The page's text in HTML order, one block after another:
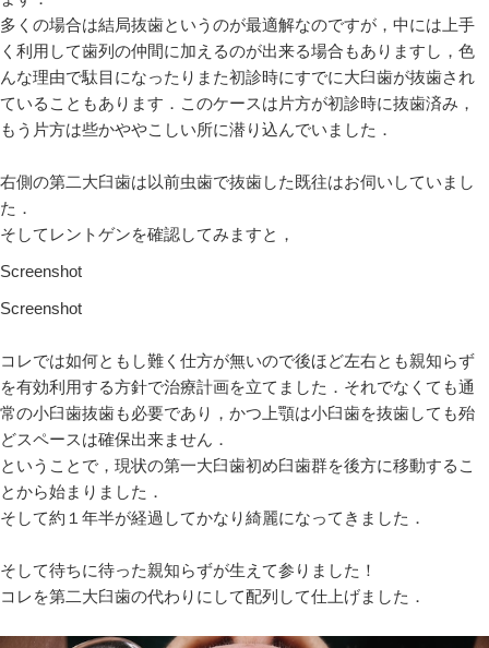
多くの場合は結局抜歯というのが最適解なのですが，中には上手
く利用して歯列の仲間に加えるのが出来る場合もありますし，色
んな理由で駄目になったりまた初診時にすでに大臼歯が抜歯され
ていることもあります．このケースは片方が初診時に抜歯済み，
もう片方は些かややこしい所に潜り込んでいました．
右側の第二大臼歯は以前虫歯で抜歯した既往はお伺いしていまし
た．
そしてレントゲンを確認してみますと，
Screenshot
Screenshot
コレでは如何ともし難く仕方が無いので後ほど左右とも親知らず
を有効利用する方針で治療計画を立てました．それでなくても通
常の小臼歯抜歯も必要であり，かつ上顎は小臼歯を抜歯しても殆
どスペースは確保出来ません．
ということで，現状の第一大臼歯初め臼歯群を後方に移動するこ
とから始まりました．
そして約１年半が経過してかなり綺麗になってきました．
そして待ちに待った親知らずが生えて参りました！
コレを第二大臼歯の代わりにして配列して仕上げました．